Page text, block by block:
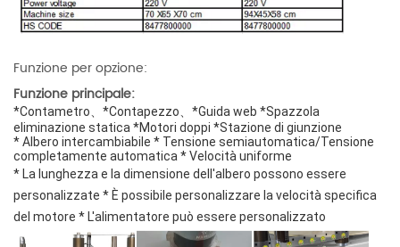
Funzione per opzione:
Funzione principale:
*Contametro、*Contapezzo、*Guida web *Spazzola
eliminazione statica *Motori doppi *Stazione di giunzione
* Albero intercambiabile * Tensione semiautomatica/Tensione
completamente automatica* Velocità uniforme
* La lunghezza e la dimensione dell'albero possono essere
personalizzate * È possibile personalizzare la velocità specifica
del motore * L'alimentatore può essere personalizzato